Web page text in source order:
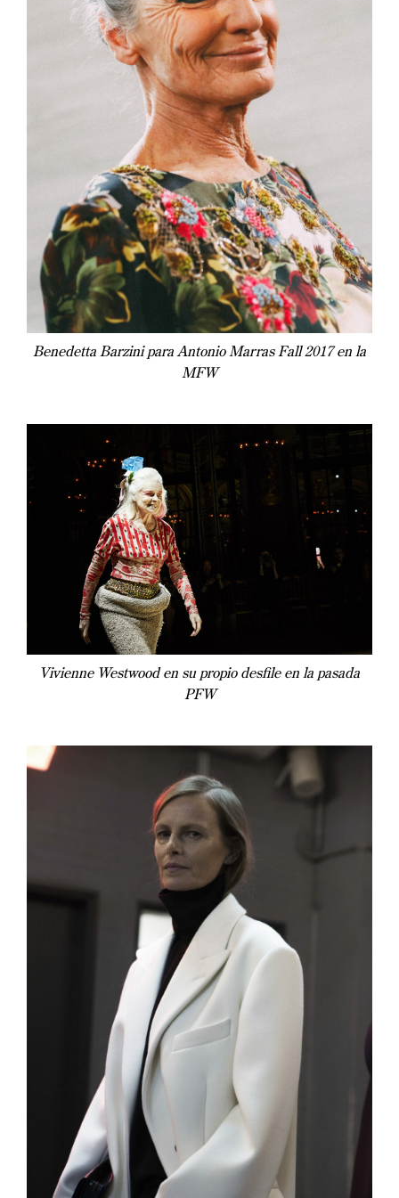
Benedetta Barzini para Antonio Marras Fall 2017 en la
MFW
Vivienne Westwood en su propio desfile en la pasada
PFW